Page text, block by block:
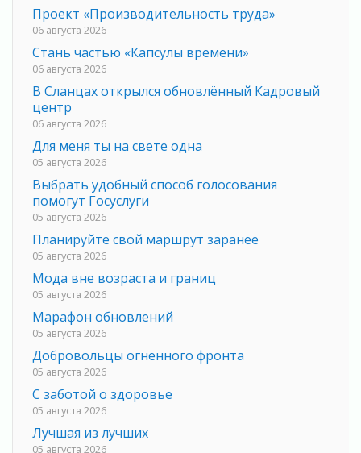
Проект «Производительность труда»
06 августа 2026
Стань частью «Капсулы времени»
06 августа 2026
В Сланцах открылся обновлённый Кадровый
центр
06 августа 2026
Для меня ты на свете одна
05 августа 2026
Выбрать удобный способ голосования
помогут Госуслуги
05 августа 2026
Планируйте свой маршрут заранее
05 августа 2026
Мода вне возраста и границ
05 августа 2026
Марафон обновлений
05 августа 2026
Добровольцы огненного фронта
05 августа 2026
С заботой о здоровье
05 августа 2026
Лучшая из лучших
05 августа 2026